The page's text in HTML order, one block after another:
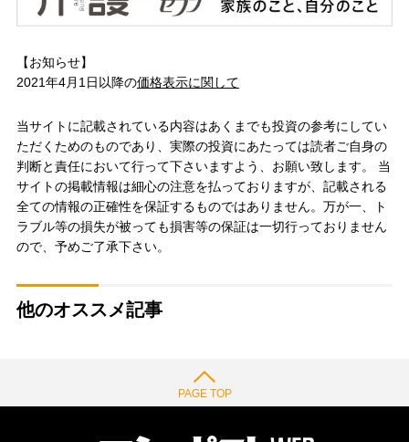
【お知らせ】
2021年4月1日以降の価格表示に関して
当サイトに記載されている内容はあくまでも投資の参考にしてい
ただくためのものであり、実際の投資にあたっては読者ご自身の
判断と責任において行って下さいますよう、お願い致します。 当
サイトの掲載情報は細心の注意を払っておりますが、記載される
全ての情報の正確性を保証するものではありません。万が一、ト
ラブル等の損失が被っても損害等の保証は一切行っておりません
ので、予めご了承下さい。
他のオススメ記事
PAGE TOP